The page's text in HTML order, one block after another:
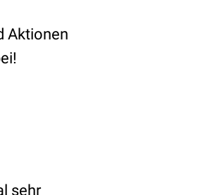
Aktionen
sehr